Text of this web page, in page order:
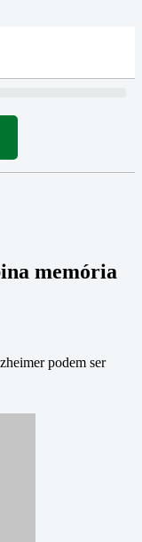
memória
podem ser